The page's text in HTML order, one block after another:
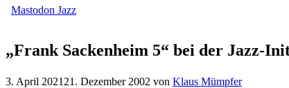
Mastodon Jazz
„Frank Sackenheim 5“ bei der Jazz-
3. April 2021 21. Dezember 2002 von Klaus Mümpfer